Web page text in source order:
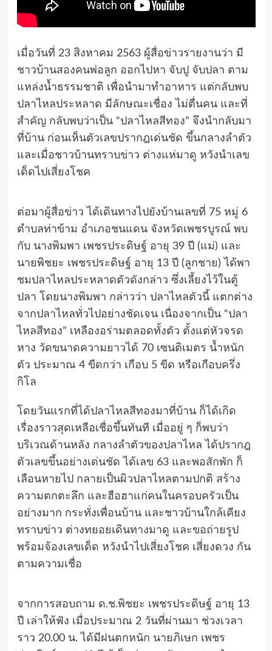
เมื่อวันที่ 23 สิงหาคม 2563 ผู้สื่อข่าวรายงานว่า มี
ชาวบ้านสองคนพ่อลูก ออกไปหา จับปู จับปลา ตาม
แหล่งน้ำธรรมชาติ เพื่อนำมาทำอาหาร แต่กลับพบ
ปลาไหลประหลาด มีลักษณะเชื่อง ไม่ตื่นคน และที่
สำคัญ กลับพบว่าเป็น “ปลาไหลสีทอง” จึงนำกลับมา
ที่บ้าน ก่อนเห็นตัวเลขปรากฎเด่นชัด ขึ้นกลางลำตัว
และเมื่อชาวบ้านทราบข่าว ต่างแห่มาดู หวังนำเลข
เด็ดไปเสี่ยงโชค
ต่อมาผู้สื่อข่าว ได้เดินทางไปยังบ้านเลขที่ 75 หมู่ 6
ตำบลท่าข้าม อำเภอชนแดน จังหวัดเพชรบูรณ์ พบ
กับ นางพิมพา เพชรประดิษฐ์ อายุ 39 ปี (แม่) และ
นายพิชยะ เพชรประดิษฐ์ อายุ 13 ปี (ลูกชาย) ได้พา
ชมปลาไหลประหลาดตัวดังกล่าว ซึ่งเลี้ยงไว้ในตู้
ปลา โดยนางพิมพา กล่าวว่า ปลาไหลตัวนี้ แตกต่าง
จากปลาไหลทั่วไปอย่างชัดเจน เนื่องจากเป็น “ปลา
ไหลสีทอง” เหลืองอร่ามตลอดทั้งตัว ตั้งแต่หัวจรด
หาง วัดขนาดความยาวได้ 70 เซนติเมตร น้ำหนัก
ตัว ประมาณ 4 ขีดกว่า เกือบ 5 ขีด หรือเกือบครึ่ง
กิโล
โดยวันแรกที่ได้ปลาไหลสีทองมาที่บ้าน ก็ได้เกิด
เรื่องราวสุดเหลือเชื่อขึ้นทันที เมื่ออยู่ ๆ ก็พบว่า
บริเวณด้านหลัง กลางลำตัวของปลาไหล ได้ปรากฎ
ตัวเลขขึ้นอย่างเด่นชัด ได้เลข 63 และพอสักพัก ก็
เลือนหายไป กลายเป็นผิวปลาไหลตามปกติ สร้าง
ความตกตะลึก และฮือฮาแก่คนในครอบครัวเป็น
อย่างมาก กระทั่งเพื่อนบ้าน และชาวบ้านใกล้เคียง
ทราบข่าว ต่างทยอยเดินทางมาดู และขอถ่ายรูป
พร้อมจ้องเลขเด็ด หวังนำไปเสี่ยงโชค เสี่ยงดวง กัน
ตามความเชื่อ
จากการสอบถาม ด.ช.พิชยะ เพชรประดิษฐ์ อายุ 13
ปี เล่าให้ฟัง เมื่อประมาณ 2 วันที่ผ่านมา ช่วงเวลา
ราว 20.00 น. ได้มีฝนตกหนัก นายภิเษก เพชร